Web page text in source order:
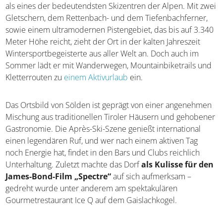
Sölden ist
das bekannteste Dorf in der Region und
gilt als eines der bedeutendsten Skizentren der Alpen.
Mit zwei Gletschern, dem Rettenbach- und dem
Tiefenbachferner, sowie einem ultramodernen
Pistengebiet, das bis auf 3.340 Meter Höhe reicht, zieht
der Ort in der kalten Jahreszeit Wintersportbegeisterte
einem Aktivurlaubein.
Das Ortsbild von Sölden ist geprägt von einer
angenehmen Mischung aus traditionellen Tiroler Häusern
und gehobener Gastronomie. Die Après-Ski-Szene
genießt international einen legendären Ruf, und wer nach
einem aktiven Tag noch Energie hat, findet in den Bars
und Clubs reichlich Unterhaltung. Zuletzt machte das
als Kulisse für den James-Bond-Film „Spectre“